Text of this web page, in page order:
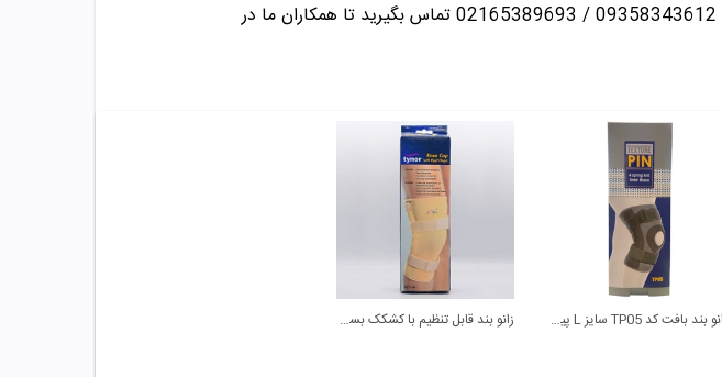
تماس بگیرید تا همکاران ما در
زانو بند بافت کد TP05 سایز L پین مد زانو بند قابل تنظیم با کشکک بسته D 06 سایز M تینور